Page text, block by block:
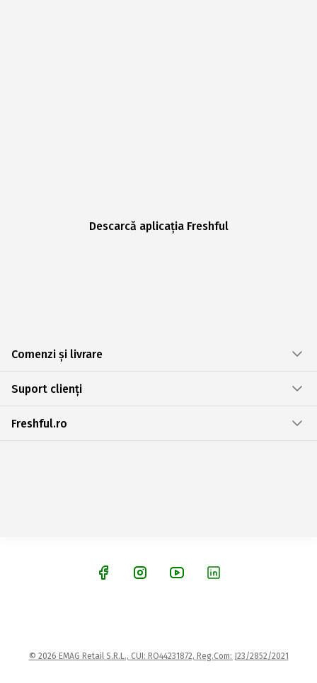
Descarcă aplicația Freshful
Comenzi și livrare
Suport clienți
Freshful.ro
© 2026 EMAG Retail S.R.L., CUI: RO44231872, Reg.Com: J23/2852/2021